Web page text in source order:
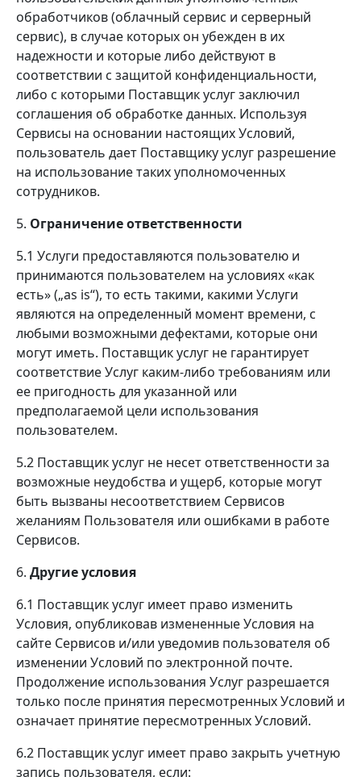
обработчиков (облачный сервис и серверный
сервис), в случае которых он убежден в их
надежности и которые либо действуют в
соответствии с защитой конфиденциальности,
либо с которыми Поставщик услуг заключил
соглашения об обработке данных. Используя
Сервисы на основании настоящих Условий,
пользователь дает Поставщику услуг разрешение
на использование таких уполномоченных
сотрудников.
5. Ограничение ответственности
5.1 Услуги предоставляются пользователю и
принимаются пользователем на условиях «как
есть» („as is“), то есть такими, какими Услуги
являются на определенный момент времени, с
любыми возможными дефектами, которые они
могут иметь. Поставщик услуг не гарантирует
соответствие Услуг каким-либо требованиям или
ее пригодность для указанной или
предполагаемой цели использования
пользователем.
5.2 Поставщик услуг не несет ответственности за
возможные неудобства и ущерб, которые могут
быть вызваны несоответствием Сервисов
желаниям Пользователя или ошибками в работе
Сервисов.
6. Другие условия
6.1 Поставщик услуг имеет право изменить
Условия, опубликовав измененные Условия на
сайте Сервисов и/или уведомив пользователя об
изменении Условий по электронной почте.
Продолжение использования Услуг разрешается
только после принятия пересмотренных Условий и
означает принятие пересмотренных Условий.
6.2 Поставщик услуг имеет право закрыть учетную
запись пользователя, если: